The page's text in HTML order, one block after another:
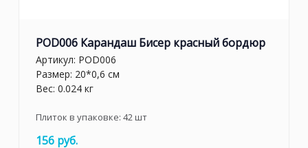
POD006 Карандаш Бисер красный бордюр
Артикул: POD006
Размер: 20*0,6 см
Вес: 0.024 кг
Плиток в упаковке: 42шт
156 руб.